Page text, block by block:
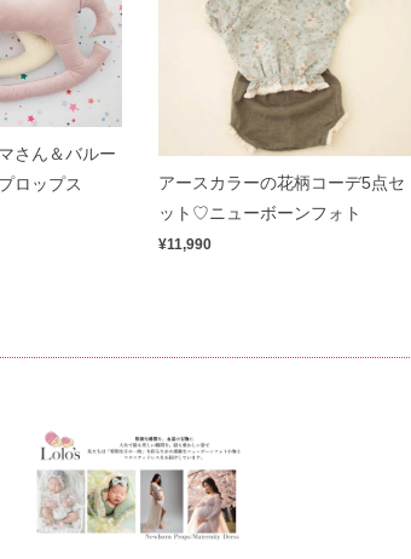
さん＆バルー
ロップス
アースカラーの花柄コーデ5点セ
ット♡ニューボーンフォト
¥11,990